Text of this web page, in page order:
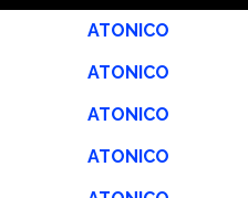
ATONICO
ATONICO
ATONICO
ATONICO